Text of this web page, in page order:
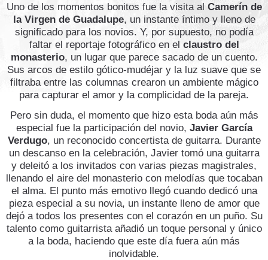
Uno de los momentos bonitos fue la visita al Camerín de
la Virgen de Guadalupe, un instante íntimo y lleno de
significado para los novios. Y, por supuesto, no podía
faltar el reportaje fotográfico en el claustro del
monasterio, un lugar que parece sacado de un cuento.
Sus arcos de estilo gótico-mudéjar y la luz suave que se
filtraba entre las columnas crearon un ambiente mágico
para capturar el amor y la complicidad de la pareja.
Pero sin duda, el momento que hizo esta boda aún más
especial fue la participación del novio, Javier García
Verdugo, un reconocido concertista de guitarra. Durante
un descanso en la celebración, Javier tomó una guitarra
y deleitó a los invitados con varias piezas magistrales,
llenando el aire del monasterio con melodías que tocaban
el alma. El punto más emotivo llegó cuando dedicó una
pieza especial a su novia, un instante lleno de amor que
dejó a todos los presentes con el corazón en un puño. Su
talento como guitarrista añadió un toque personal y único
a la boda, haciendo que este día fuera aún más
inolvidable.